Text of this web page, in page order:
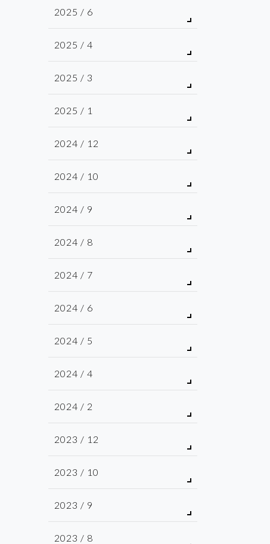
2025 / 6
2025 / 4
2025 / 3
2025 / 1
2024 / 12
2024 / 10
2024 / 9
2024 / 8
2024 / 7
2024 / 6
2024 / 5
2024 / 4
2024 / 2
2023 / 12
2023 / 10
2023 / 9
2023 / 8